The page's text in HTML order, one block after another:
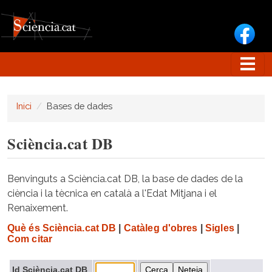
Inici Bases de dades
Sciència.cat DB
Benvinguts a Sciència.cat DB, la base de dades de la
ciència i la tècnica en català a l'Edat Mitjana i el
Renaixement.
Què és Sciència.cat DB Catàleg d'obres Sigles|
Com citar
Id Sciència.cat DB